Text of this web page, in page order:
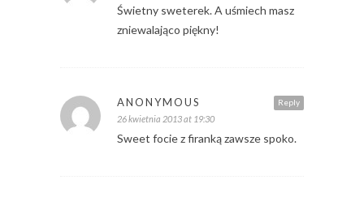
Świetny sweterek. A uśmiech masz
zniewalająco piękny!
Reply
ANONYMOUS
26 kwietnia 2013 at 19:30
Sweet focie z firanką zawsze spoko.